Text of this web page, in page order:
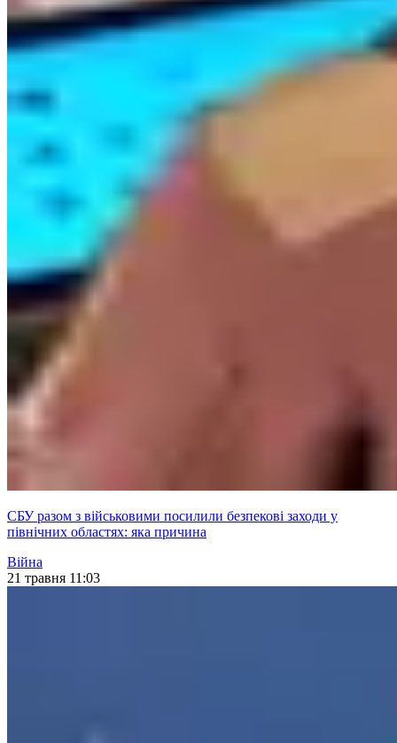
СБУ разом з військовими посилили безпекові заходи у
північних областях: яка причина
Війна
21 травня 11:03